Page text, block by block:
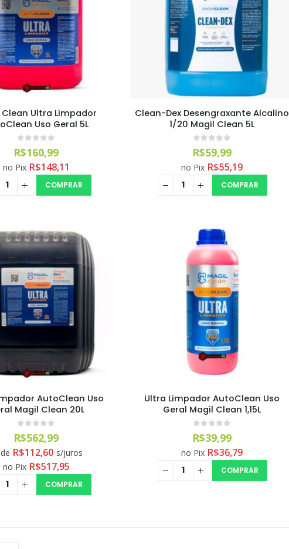
Clean Ultra Limpador
Uso Geral 5L
0out of 5
R$160,99
no Pix R$148,11
COMPRAR
Clean-Dex Desengraxante Alcalino
1/20 Magil Clean 5L
out of 5
R$59,99
no Pix R$55,19
COMPRAR
AutoClean Uso
Magil Clean 20L
0out of 5
R$562,99
R$112,60 s/juros
no Pix R$517,95
COMPRAR
Ultra Limpador AutoClean Uso
Geral Magil Clean 1,15L
out of 5
R$39,99
no Pix R$36,79
COMPRAR